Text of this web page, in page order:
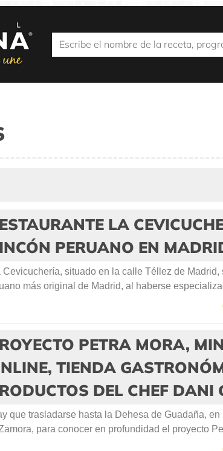
LA
PERUANO EN
Cevicuchería, situado en la calle Téllez de Madrid,
más original de Madrid, al haberse
PETRA MORA,
TIENDA
DEL CHEF DANI
que trasladarse hasta la Dehesa de Guadaña,
para conocer en profundidad el proyecto